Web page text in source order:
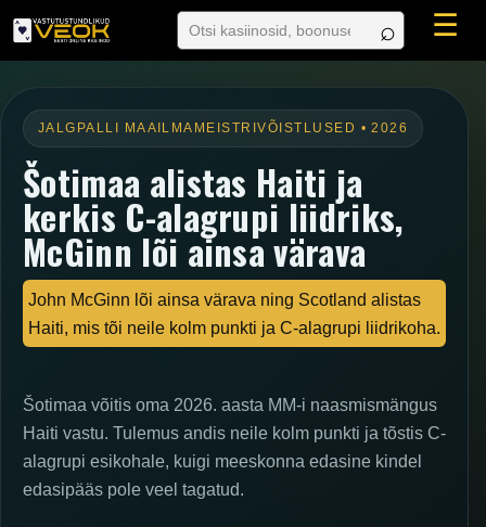
☰
JALGPALLI MAAILMAMEISTRIVÕISTLUSED • 2026
Šotimaa alistas Haiti ja
kerkis C-alagrupi liidriks,
McGinn lõi ainsa värava
John McGinn lõi ainsa värava ning Scotland alistas
Haiti, mis tõi neile kolm punkti ja C-alagrupi liidrikoha.
Šotimaa võitis oma 2026. aasta MM-i naasmismängus
Haiti vastu. Tulemus andis neile kolm punkti ja tõstis C-
alagrupi esikohale, kuigi meeskonna edasine kindel
edasipääs pole veel tagatud.